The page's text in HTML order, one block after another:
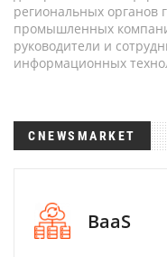
региональных органов
промышленных
руководители и
информационных
CNEWSMARKET
BaaS